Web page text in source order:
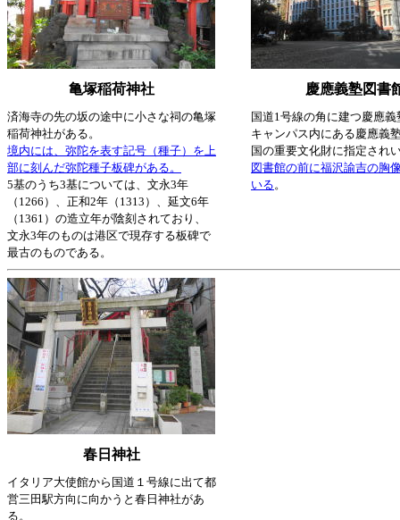
亀塚稲荷神社 慶應義塾図書
済海寺の先の坂の途中に小さな祠の亀塚
稲荷神社がある。
境内には、弥陀を表す記号（種子）を上
部に刻んだ弥陀種子板碑がある。
5基のうち3基については、文永3年
（1266）、正和2年（1313）、延文6年
（1361）の造立年が陰刻されており、
文永3年のものは港区で現存する板碑で
最古のものである。
国道1号線の角に建つ慶應
キャンパス内にある慶應義
国の重要文化財に指定され
図書館の前に福沢諭吉の胸
いる。
春日神社
イタリア大使館から国道１号線に出て都
営三田駅方向に向かうと春日神社があ
る。